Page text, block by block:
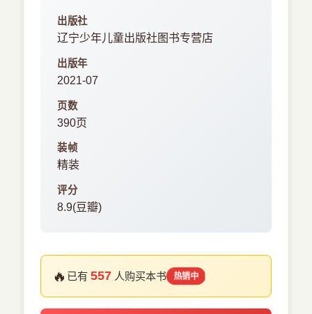
出版社
辽宁少年儿童出版社图书专营店
出版年
2021-07
页数
390页
装帧
精装
评分
8.9(豆瓣)
🔥 已有557 人购买本书 热销中